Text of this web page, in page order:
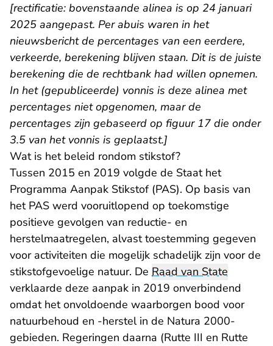
[rectificatie: bovenstaande alinea is op 24 januari
2025 aangepast. Per abuis waren in het
nieuwsbericht de percentages van een eerdere,
verkeerde, berekening blijven staan. Dit is de juiste
berekening die de rechtbank had willen opnemen.
In het (gepubliceerde) vonnis is deze alinea met
percentages niet opgenomen, maar de
percentages zijn gebaseerd op figuur 17 die onder
3.5 van het vonnis is geplaatst.]
Wat is het beleid rondom stikstof?
Tussen 2015 en 2019 volgde de Staat het
Programma Aanpak Stikstof (PAS). Op basis van
het PAS werd vooruitlopend op toekomstige
positieve gevolgen van reductie- en
herstelmaatregelen, alvast toestemming gegeven
voor activiteiten die mogelijk schadelijk zijn voor de
stikstofgevoelige natuur. De Raad van State
verklaarde deze aanpak in 2019 onverbindend
omdat het onvoldoende waarborgen bood voor
natuurbehoud en -herstel in de Natura 2000-
gebieden. Regeringen daarna (Rutte III en Rutte